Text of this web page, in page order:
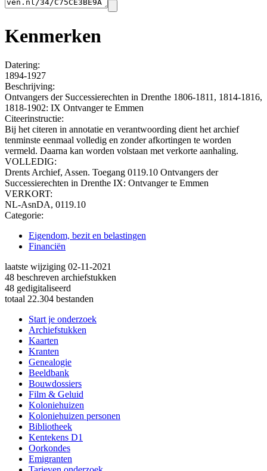
Kenmerken
Datering:
1894-1927
Beschrijving:
Ontvangers der Successierechten in Drenthe 1806-1811, 1814-1816,
1818-1902: IX Ontvanger te Emmen
Citeerinstructie:
Bij het citeren in annotatie en verantwoording dient het archief
tenminste eenmaal volledig en zonder afkortingen te worden
vermeld. Daarna kan worden volstaan met verkorte aanhaling.
VOLLEDIG:
Drents Archief, Assen. Toegang 0119.10 Ontvangers der
Successierechten in Drenthe IX: Ontvanger te Emmen
VERKORT:
NL-AsnDA, 0119.10
Categorie:
Eigendom, bezit en belastingen
Financiën
laatste wijziging 02-11-2021
48 beschreven archiefstukken
48 gedigitaliseerd
totaal 22.304 bestanden
Start je onderzoek
Archiefstukken
Kaarten
Kranten
Genealogie
Beeldbank
Bouwdossiers
Film & Geluid
Koloniehuizen
Koloniehuizen personen
Bibliotheek
Kentekens D1
Oorkondes
Emigranten